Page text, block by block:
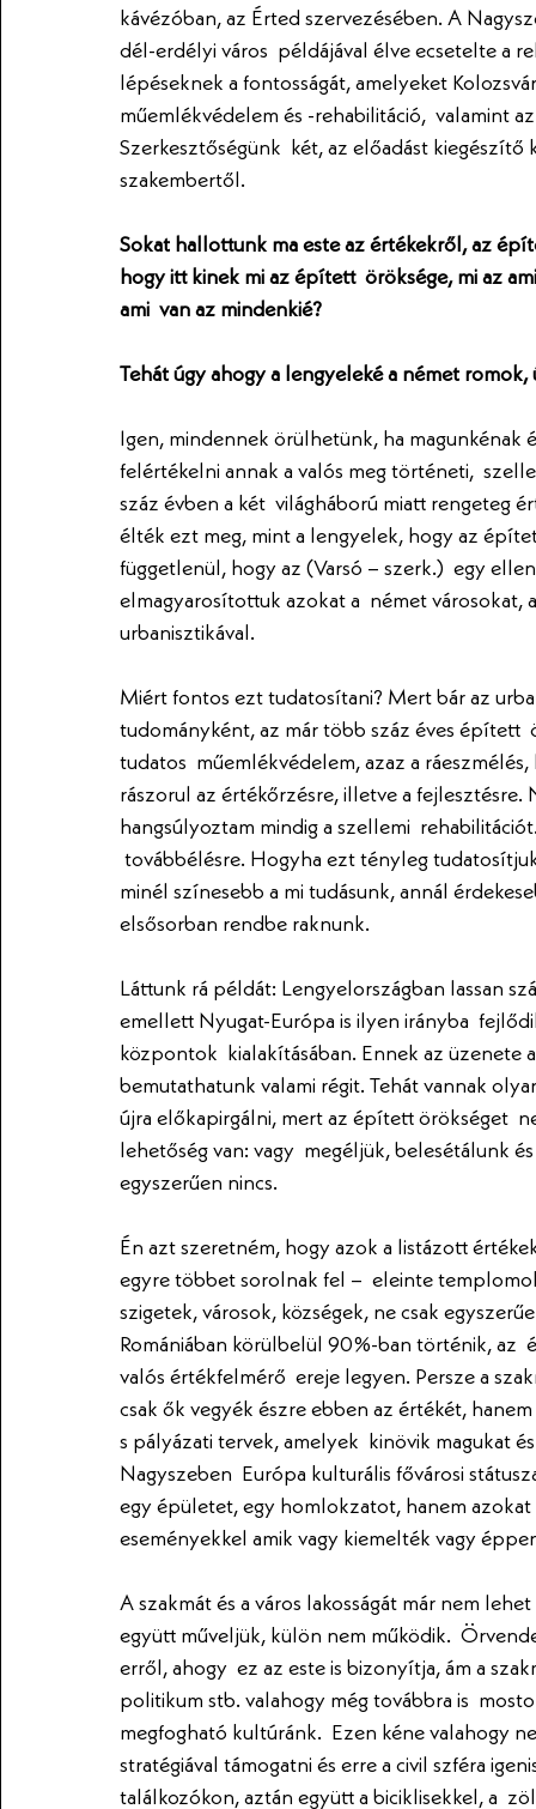
kávézóban, az Érted szervezésében. A
dél-erdélyi város  példájával élve ecsetelte a
lépéseknek a fontosságát, amelyeket
műemlékvédelem és -rehabilitáció,  valamint
Szerkesztőségünk  két, az előadást
szakembertől.
Sokat hallottunk ma este az értékekről, az
hogy itt kinek mi az épített  öröksége, mi az
ami  van az mindenkié?
Tehát úgy ahogy a lengyeleké a német
Igen, mindennek örülhetünk, ha
felértékelni annak a valós meg történeti,
száz évben a két  világháború miatt rengeteg
élték ezt meg, mint a lengyelek, hogy az
függetlenül, hogy az (Varsó – szerk.)  egy
elmagyarosítottuk azokat a  német
urbanisztikával.
Miért fontos ezt tudatosítani? Mert bár az
tudományként, az már több száz éves épített
tudatos  műemlékvédelem, azaz a
rászorul az értékőrzésre, illetve a
hangsúlyoztam mindig a szellemi
továbbélésre. Hogyha ezt tényleg
minél színesebb a mi tudásunk, annál
elsősorban rendbe raknunk.
Láttunk rá példát: Lengyelországban lassan
emellett Nyugat-Európa is ilyen irányba
központok  kialakításában. Ennek az
bemutathatunk valami régit. Tehát vannak
újra előkapirgálni, mert az épített örökséget
lehetőség van: vagy  megéljük, belesétálunk
egyszerűen nincs.
Én azt szeretném, hogy azok a listázott
egyre többet sorolnak fel –  eleinte
szigetek, városok, községek, ne csak
Romániában körülbelül 90%-ban történik, az
valós értékfelmérő  ereje legyen. Persze a
csak ők vegyék észre ebben az értékét,
s pályázati tervek, amelyek  kinövik magukat
Nagyszeben  Európa kulturális fővárosi
egy épületet, egy homlokzatot, hanem
eseményekkel amik vagy kiemelték vagy
A szakmát és a város lakosságát már nem
együtt műveljük, külön nem működik.
erről, ahogy  ez az este is bizonyítja, ám a
politikum stb. valahogy még továbbra is
megfogható kultúránk.  Ezen kéne valahogy
stratégiával támogatni és erre a civil szféra
találkozókon, aztán együtt a biciklisekkel, a